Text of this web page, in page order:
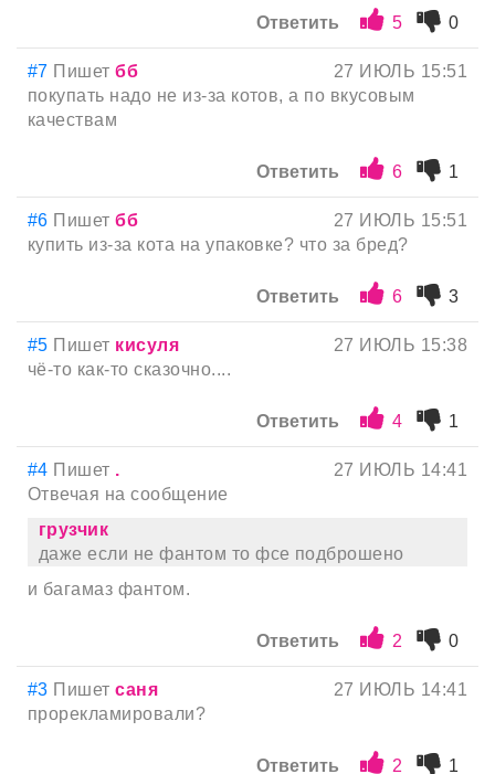
Ответить 5 0
#7 Пишетбб
27 ИЮЛЬ 15:51
покупать надо не из-за котов, а по вкусовым
качествам
Ответить 6 1
#6 Пишетбб
27 ИЮЛЬ 15:51
купить из-за кота на упаковке? что за бред?
Ответить 6 3
#5 Пишет кисуля
27 ИЮЛЬ 15:38
чё-то как-то сказочно....
Ответить 4 1
#4 Пишет .
27 ИЮЛЬ 14:41
Отвечая на сообщение
грузчик
даже если не фантом то фсе подброшено
и багамаз фантом.
Ответить 2 0
#3 Пишетсаня
27 ИЮЛЬ 14:41
прорекламировали?
Ответить 2 1